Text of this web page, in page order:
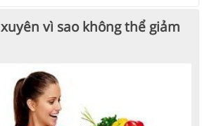
vì sao không thể giảm